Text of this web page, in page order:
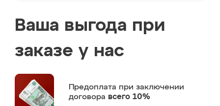
Ваша выгода при
заказе у нас
Предоплата при заключении
договора всего 10%